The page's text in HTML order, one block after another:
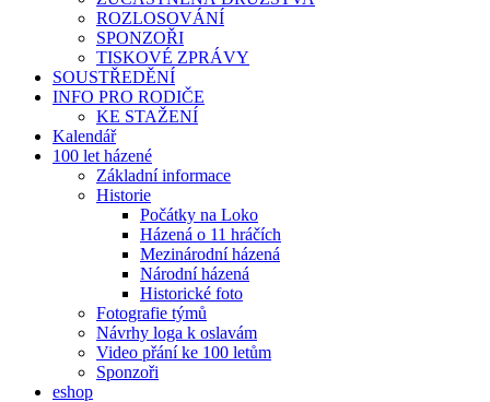
ROZLOSOVÁNÍ
SPONZOŘI
TISKOVÉ ZPRÁVY
SOUSTŘEDĚNÍ
INFO PRO RODIČE
KE STAŽENÍ
Kalendář
100 let házené
Základní informace
Historie
Počátky na Loko
Házená o 11 hráčích
Mezinárodní házená
Národní házená
Historické foto
Fotografie týmů
Návrhy loga k oslavám
Video přání ke 100 letům
Sponzoři
eshop